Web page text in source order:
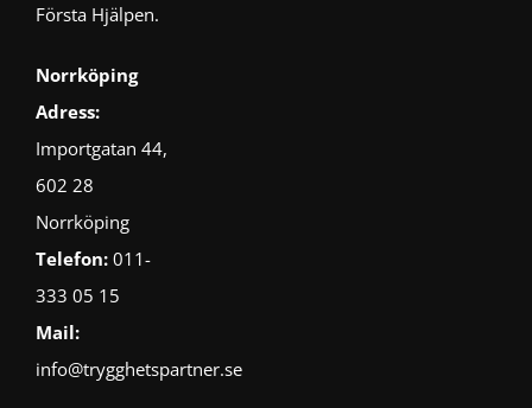
Första Hjälpen.
Norrköping
Adress:
Importgatan 44,
602 28
Norrköping
Telefon: 011-
333 05 15
Mail:
info@trygghetspartner.se